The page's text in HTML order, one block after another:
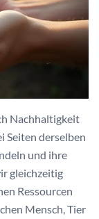
Nachhaltigkeit
Seiten derselben
und ihre
gleichzeitig
Ressourcen
Mensch, Tier